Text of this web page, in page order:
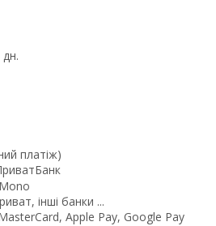
платіж)
інші банки ...
Apple Pay, Google Pay